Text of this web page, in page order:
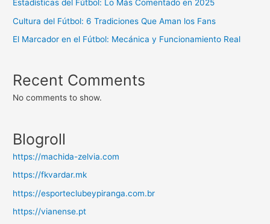
Estadísticas del Fútbol: Lo Más Comentado en 2025
Cultura del Fútbol: 6 Tradiciones Que Aman los Fans
El Marcador en el Fútbol: Mecánica y Funcionamiento Real
Recent Comments
No comments to show.
Blogroll
https://machida-zelvia.com
https://fkvardar.mk
https://esporteclubeypiranga.com.br
https://vianense.pt